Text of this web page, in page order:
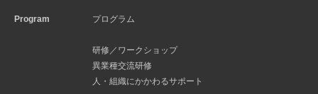
Program プログラム
研修／ワークショップ
異業種交流研修
人・組織にかかわるサポート